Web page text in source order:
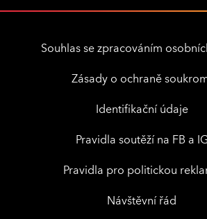
Souhlas se zpracováním
Zásady o ochraně
Identifikační údaje
Pravidla soutěží na FB a IG
Pravidla pro politickou
Návštěvní řád